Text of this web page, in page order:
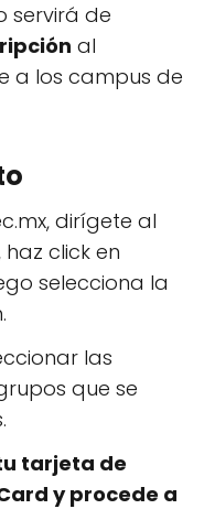
servirá de
al
a los campus de
dirígete al
click en
selecciona la
las
que se
tarjeta de
y procede a